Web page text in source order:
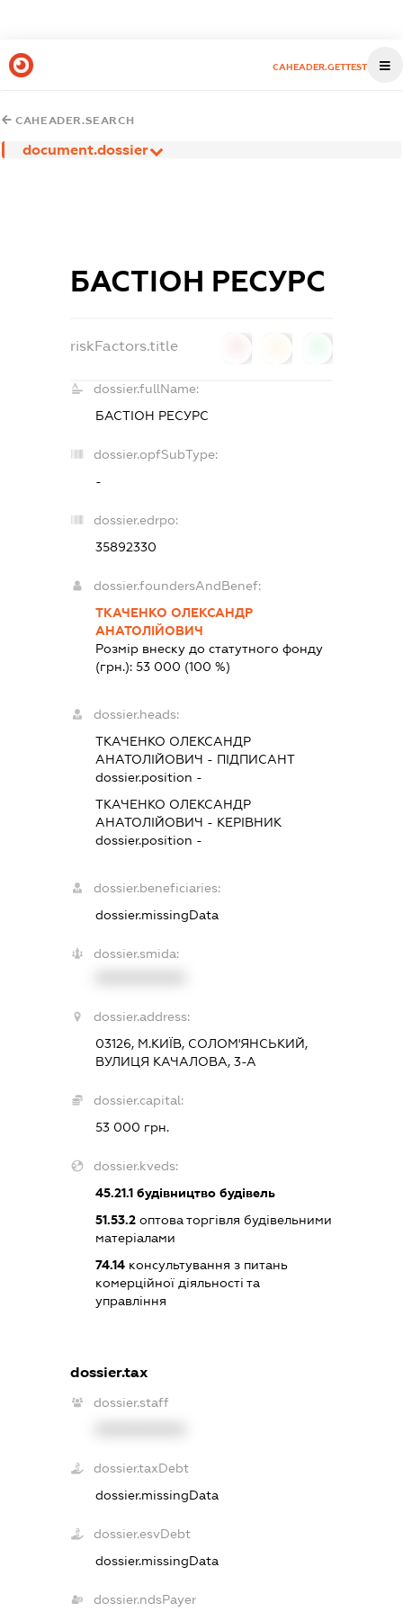
CAHEADER.GETTEST
CAHEADER.SEARCH
document.dossier
БАСТІОН РЕСУРС
riskFactors.title
dossier.fullName:
БАСТІОН РЕСУРС
dossier.opfSubType:
-
dossier.edrpo:
35892330
dossier.foundersAndBenef:
ТКАЧЕНКО ОЛЕКСАНДР
АНАТОЛІЙОВИЧ
Розмір внеску до статутного фонду
(грн.): 53 000 (100 %)
dossier.heads:
ТКАЧЕНКО ОЛЕКСАНДР
АНАТОЛІЙОВИЧ - ПІДПИСАНТ
dossier.position -
ТКАЧЕНКО ОЛЕКСАНДР
АНАТОЛІЙОВИЧ - КЕРІВНИК
dossier.position -
dossier.beneficiaries:
dossier.missingData
dossier.smida:
dossier.address:
03126, М.КИЇВ, СОЛОМ'ЯНСЬКИЙ,
ВУЛИЦЯ КАЧАЛОВА, 3-А
dossier.capital:
53 000 грн.
dossier.kveds:
45.21.1будівництво будівель
51.53.2оптова торгівля будівельними
матеріалами
74.14консультування з питань
комерційної діяльності та
управління
dossier.tax
dossier.staff
dossier.taxDebt
dossier.missingData
dossier.esvDebt
dossier.missingData
dossier.ndsPayer